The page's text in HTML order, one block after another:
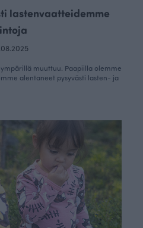
lastenvaatteidemme
muuttuu. Paapiilla olemme
alentaneet pysyvästi lasten- ja